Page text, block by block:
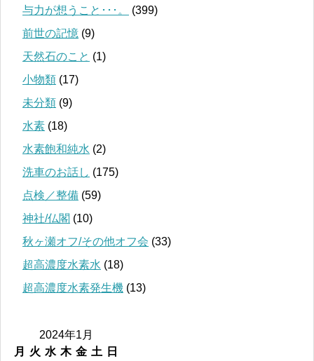
与力が想うこと･･･。
(399)
前世の記憶 (9)
天然石のこと (1)
小物類 (17)
未分類 (9)
水素 (18)
水素飽和純水 (2)
洗車のお話し (175)
点検／整備 (59)
神社/仏閣 (10)
秋ヶ瀬オフ/その他オフ会 (33)
超高濃度水素水 (18)
超高濃度水素発生機 (13)
2024年1月
月
火 水 木 金 土
日